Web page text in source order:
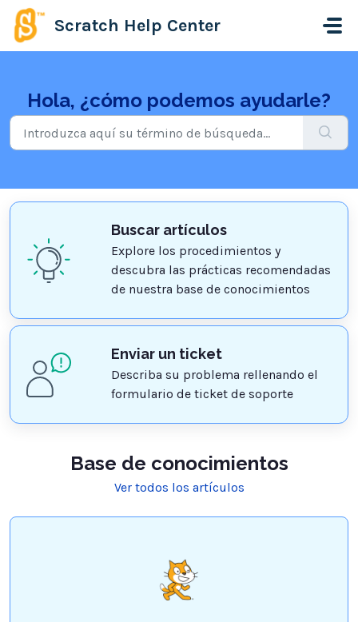
Saltar al contenido principal
Scratch Help Center
Hola, ¿cómo podemos ayudarle?
Buscar artículos
Explore los procedimientos y
descubra las prácticas recomendadas
de nuestra base de conocimientos
Enviar un ticket
Describa su problema rellenando el
formulario de ticket de soporte
Base de conocimientos
Ver todos los artículos